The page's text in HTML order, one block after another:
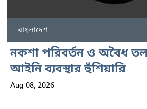
বাংলাদেশ
নকশা পরিবর্তন ও অবৈধ তলা
আইনি ব্যবস্থার হুঁশিয়ারি
Aug 08, 2026